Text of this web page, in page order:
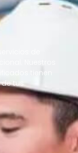
de
Nuestros
tienen
tus